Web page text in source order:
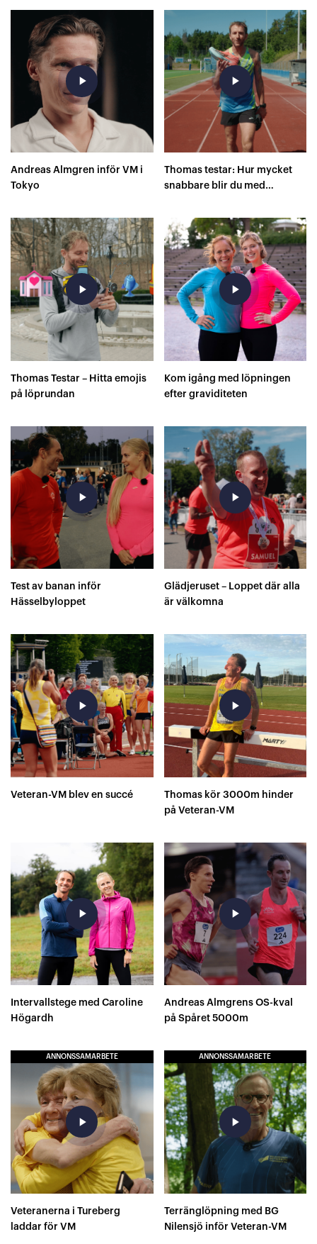
play_arrow
Andreas Almgren inför VM i
Tokyo
play_arrow
Thomas testar: Hur mycket
snabbare blir du med
play_arrow
Thomas Testar – Hitta emojis
på löprundan
play_arrow
Kom igång med löpningen
efter graviditeten
play_arrow
Test av banan inför
Hässelbyloppet
play_arrow
Glädjeruset – Loppet där alla
är välkomna
play_arrow
Veteran-VM blev en succé
play_arrow
Thomas kör 3000m hinder
på Veteran-VM
play_arrow
Intervallstege med Caroline
Högardh
play_arrow
Andreas Almgrens OS-kval
på Spåret 5000m
ANNONSSAMARBETE
play_arrow
Veteranerna i Tureberg
laddar för VM
ANNONSSAMARBETE
play_arrow
Terränglöpning med BG
Nilensjö inför Veteran-VM